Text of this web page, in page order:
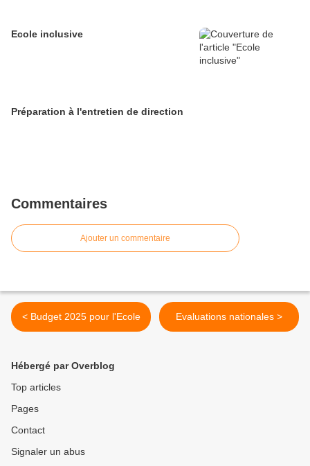
Ecole inclusive
Préparation à l'entretien de direction
Commentaires
Ajouter un commentaire
< Budget 2025 pour l'Ecole Evaluations nationales >
Hébergé par Overblog
Top articles
Pages
Contact
Signaler un abus